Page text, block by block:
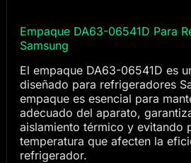
Empaque DA63-06541D Para
Samsung
El empaque DA63-06541D es
diseñado para refrigeradores
empaque es esencial para
adecuado del aparato,
aislamiento térmico y evitando
temperatura que afecten la
refrigerador.